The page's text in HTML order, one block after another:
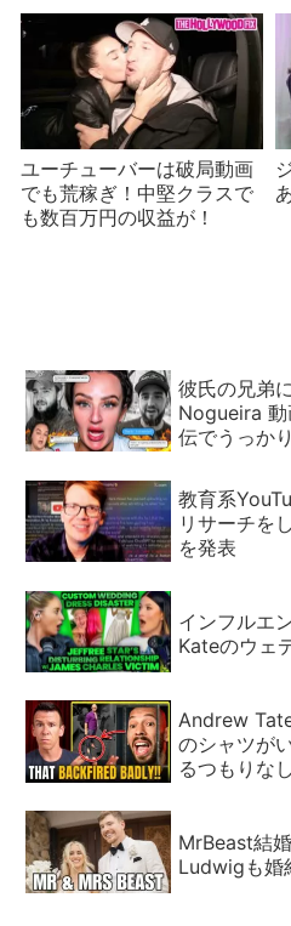
ユーチューバーは破局動画
でも荒稼ぎ！中堅クラスで
も数百万円の収益が！
彼氏の兄弟
Nogueira 動
伝でうっかり
教育系
リサーチを
を発表
インフルエ
Kateのウェ
Andrew
のシャツが
るつもりなし
MrBeast結
Ludwigも婚